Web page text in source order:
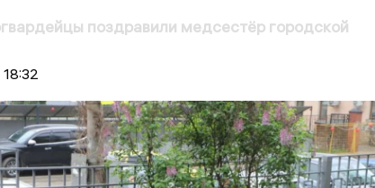
поздравили медсестёр городской
18:32